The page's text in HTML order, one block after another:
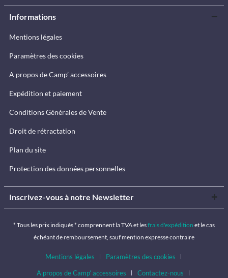
Informations
Mentions légales
Paramètres des cookies
A propos de Camp’ accessoires
Expédition et paiement
Conditions Générales de Vente
Droit de rétractation
Plan du site
Protection des données personnelles
Inscrivez-vous à notre Newsletter
* Tous les prix indiqués * comprennent la TVA et lesfrais d'expédition et le cas
échéant de remboursement, sauf mention expresse contraire
Mentions légales
Paramètres des cookies
A propos de Camp’ accessoires
Contactez-nous